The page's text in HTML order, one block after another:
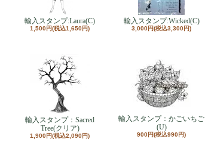
輸入スタンプ:Laura(C)
1,500円(税込1,650円)
輸入スタンプ:Wicked(C)
3,000円(税込3,300円)
輸入スタンプ：Sacred
Tree(クリア)
1,900円(税込2,090円)
輸入スタンプ：かごいちご
(U)
900円(税込990円)